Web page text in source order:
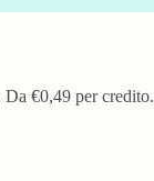
€0,49 per credito.